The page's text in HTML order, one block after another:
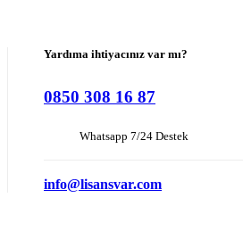
Yardıma ihtiyacınız var mı?
0850 308 16 87
Whatsapp 7/24 Destek
info@lisansvar.com